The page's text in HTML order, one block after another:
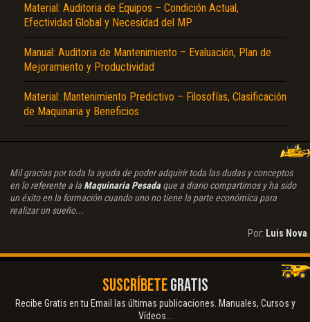
Material: Auditoria de Equipos – Condición Actual,
Efectividad Global y Necesidad del MP
Manual: Auditoria de Mantenimiento – Evaluación, Plan de
Mejoramiento y Productividad
Material: Mantenimiento Predictivo – Filosofías, Clasificación
de Maquinaria y Beneficios
Mil gracias por toda la ayuda de poder adquirir toda las dudas y conceptos
en lo referente a la Maquinaria Pesadaque a diario compartimos y ha sido
un éxito en la formación cuando uno no tiene la parte económica para
realizar un sueño...
Por: Luis Nova
SUSCRÍBETEGRATIS
Recibe Gratis en tu Email las últimas publicaciones. Manuales, Cursos y
Vídeos...